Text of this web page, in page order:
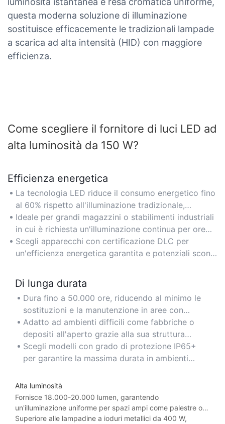
questa moderna soluzione di illuminazione
sostituisce efficacemente le tradizionali lampade
a scarica ad alta intensità (HID) con maggiore
efficienza.
Come scegliere il fornitore di luci LED ad
alta luminosità da 150 W?
Efficienza energetica
La tecnologia LED riduce il consumo energetico fino
al 60% rispetto all'illuminazione tradizionale,
abbassando notevolmente le bollette elettriche.
Ideale per grandi magazzini o stabilimenti industriali
in cui è richiesta un'illuminazione continua per ore
prolungate.
Scegli apparecchi con certificazione DLC per
un'efficienza energetica garantita e potenziali sconti
Di lunga durata
Dura fino a 50.000 ore, riducendo al minimo le
sostituzioni e la manutenzione in aree con
soffitti alti o difficili da raggiungere.
Adatto ad ambienti difficili come fabbriche o
depositi all'aperto grazie alla sua struttura
resistente.
Scegli modelli con grado di protezione IP65+
per garantire la massima durata in ambienti
Alta luminosità
Fornisce 18.000-20.000 lumen, garantendo
un'illuminazione uniforme per spazi ampi come palestre o
hangar per aeromobili.
Superiore alle lampadine a ioduri metallici da 400 W,